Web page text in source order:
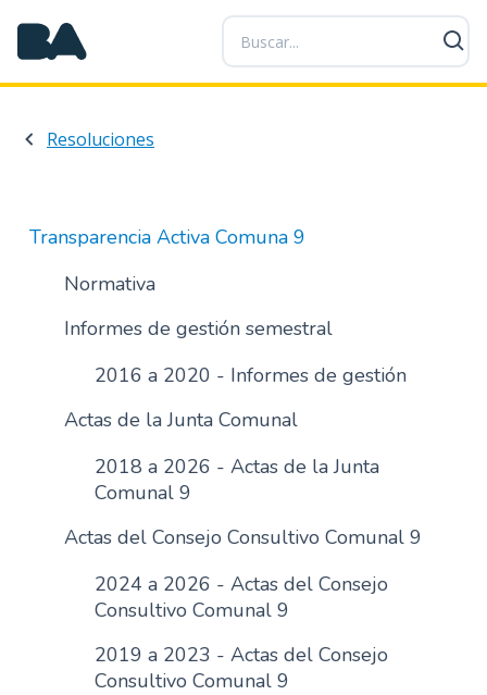
P
a
s
a
n
n
d
p
r
c
p
a
Resoluciones
Transparencia Activa Comuna 9
Normativa
Informes de gestión semestral
2016 a 2020 - Informes de gestión
Actas de la Junta Comunal
2018 a 2026 - Actas de la Junta
Comunal 9
Actas del Consejo Consultivo Comunal 9
2024 a 2026 - Actas del Consejo
Consultivo Comunal 9
2019 a 2023 - Actas del Consejo
Consultivo Comunal 9